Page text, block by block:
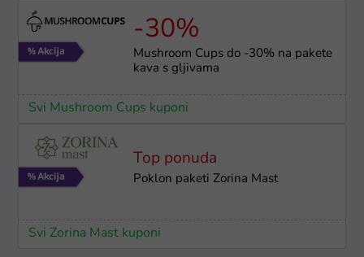
-30%
Mushroom Cups do -30% na pakete
kava s gljivama
Svi Mushroom Cups kuponi
Top ponuda
Poklon paketi Zorina Mast
Svi Zorina Mast kuponi